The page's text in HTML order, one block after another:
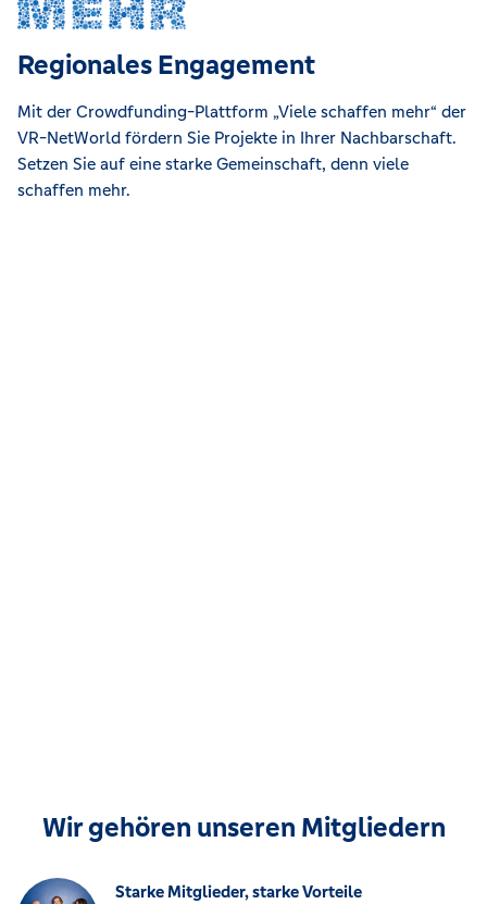
Regionales Engagement
Mit der Crowdfunding-Plattform „Viele schaffen mehr“ der
VR-NetWorld fördern Sie Projekte in Ihrer Nachbarschaft.
Setzen Sie auf eine starke Gemeinschaft, denn viele
schaffen mehr.
Wir gehören unseren Mitgliedern
Starke Mitglieder, starke Vorteile